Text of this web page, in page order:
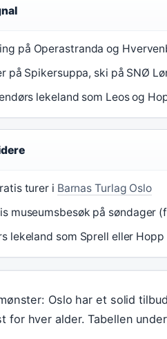
på Operastranda og
på Spikersuppa, ski på SNØ
lekeland som Leos og
turer i Barnas Turlag Oslo
museumsbesøk på søndager
lekeland som Sprell eller
Oslo har et solid
for hver alder. Tabellen